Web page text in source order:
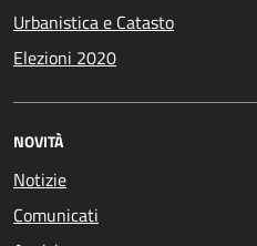
Urbanistica e Catasto
Elezioni 2020
NOVITÀ
Notizie
Comunicati